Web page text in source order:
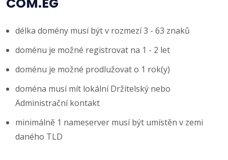
délka domény musí být v rozmezí 3 - 63 znaků
doménu je možné registrovat na 1 - 2 let
doménu je možné prodlužovat o 1 rok(y)
doména musí mít lokální Držitelský nebo
Administrační kontakt
minimálně 1 nameserver musí být umístěn v zemi
daného TLD